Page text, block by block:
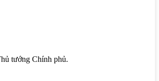
tướng Chính phủ.